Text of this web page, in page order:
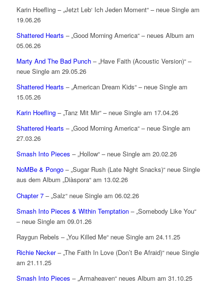
Karin Hoefling – „Jetzt Leb‘ Ich Jeden Moment“ – neue Single am
19.06.26
Shattered Hearts – „Good Morning America“ – neues Album am
05.06.26
Marty And The Bad Punch– „Have Faith (Acoustic Version)“ –
neue Single am 29.05.26
Shattered Hearts – „American Dream Kids“ – neue Single am
15.05.26
Karin Hoefling– „Tanz Mit Mir“ – neue Single am 17.04.26
Shattered Hearts – „Good Morning America“ – neue Single am
27.03.26
Smash Into Pieces – „Hollow“ – neue Single am 20.02.26
NoMBe & Pongo– „Sugar Rush (Late Night Snacks)“ neue Single
aus dem Album „Diàspora“ am 13.02.26
Chapter 7– „Salz“ neue Single am 06.02.26
Smash Into Pieces & Within Temptation– „Somebody Like You“
– neue Single am 09.01.26
Raygun Rebels – „You Killed Me“ neue Single am 24.11.25
Richie Necker– „The Faith In Love (Don’t Be Afraid)“ neue Single
am 21.11.25
Smash Into Pieces – „Armaheaven“ neues Album am 31.10.25